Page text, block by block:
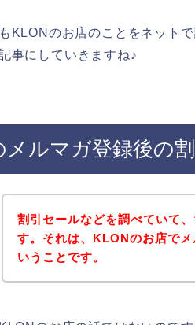
KLONのお店のことをネット
事にしていきますね♪
メルマガ登録後の
割引セールなどを調べていて
す。それは、KLONのお店で
いうことです。